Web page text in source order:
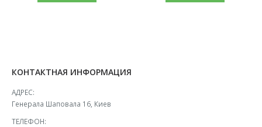
КОНТАКТНАЯ ИНФОРМАЦИЯ
АДРЕС:
Генерала Шаповала 16, Киев
ТЕЛЕФОН: